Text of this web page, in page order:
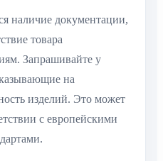
наличие документации,
товара
Запрашивайте у
на
изделий. Это может
с европейскими